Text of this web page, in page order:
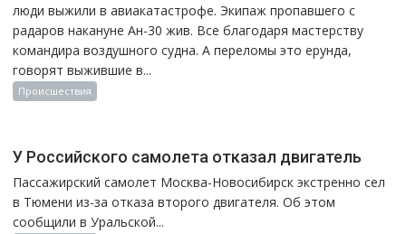
люди выжили в авиакатастрофе. Экипаж пропавшего с
радаров накануне Ан-30 жив. Все благодаря мастерству
командира воздушного судна. А переломы это ерунда,
говорят выжившие в...
Происшествия
У Российского самолета отказал двигатель
Пассажирский самолет Москва-Новосибирск экстренно сел
в Тюмени из-за отказа второго двигателя. Об этом
сообщили в Уральской...